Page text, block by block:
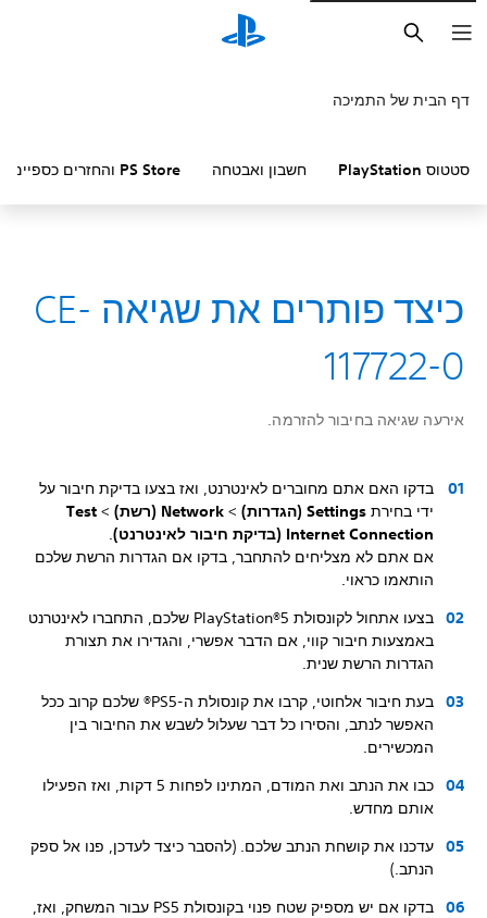
חיפוש
דף הבית של התמיכה
סטטוס PlayStation חשבון ואבטחה PS Store והחזרים כספיים
כיצד פותרים את שגיאה CE-
117722-0
אירעה שגיאה בחיבור להזרמה.
בדקו האם אתם מחוברים לאינטרנט, ואז בצעו בדיקת חיבור על
ידי בחירת Settings (הגדרות) > Network (רשת) >
Test
Internet Connection (בדיקת חיבור לאינטרנט)
.
אם אתם לא מצליחים להתחבר, בדקו אם הגדרות הרשת שלכם
הותאמו כראוי.
בצעו אתחול לקונסולת PlayStation®5‏ שלכם, התחברו לאינטרנט
באמצעות חיבור קווי, אם הדבר אפשרי, והגדירו את תצורת
הגדרות הרשת שנית.
בעת חיבור אלחוטי, קרבו את קונסולת ה-PS5® שלכם קרוב ככל
האפשר לנתב, והסירו כל דבר שעלול לשבש את החיבור בין
המכשירים.
כבו את הנתב ואת המודם, המתינו לפחות 5 דקות, ואז הפעילו
אותם מחדש.
עדכנו את קושחת הנתב שלכם. (להסבר כיצד לעדכן, פנו אל ספק
הנתב.)
בדקו אם יש מספיק שטח פנוי בקונסולת PS5 עבור המשחק, ואז,